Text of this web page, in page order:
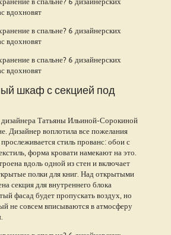
шкаф с секцией под
Татьяны Ильиной-Сорокиной
Дизайнер воплотила все пожелания
стиль прованс: обои с
форма кровати намекают на это.
вдоль одной из стен и включает
полки для книг. Над открытыми
секция для внутреннего блока
фасад будет пропускать воздух, но
не совсем вписываются в атмосферу